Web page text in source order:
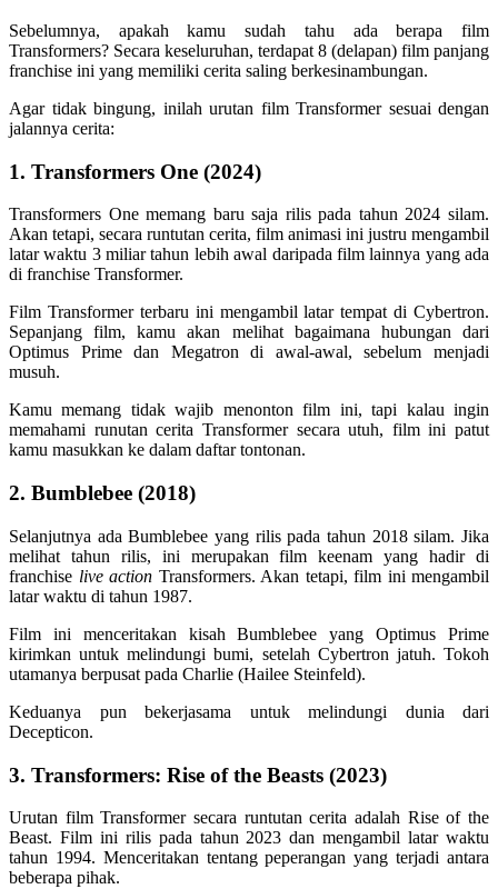
Sebelumnya, apakah kamu sudah tahu ada berapa film
Transformers? Secara keseluruhan, terdapat 8 (delapan) film panjang
franchise ini yang memiliki cerita saling berkesinambungan.
Agar tidak bingung, inilah urutan film Transformer sesuai dengan
jalannya cerita:
1. Transformers One (2024)
Transformers One memang baru saja rilis pada tahun 2024 silam.
Akan tetapi, secara runtutan cerita, film animasi ini justru mengambil
latar waktu 3 miliar tahun lebih awal daripada film lainnya yang ada
di franchise Transformer.
Film Transformer terbaru ini mengambil latar tempat di Cybertron.
Sepanjang film, kamu akan melihat bagaimana hubungan dari
Optimus Prime dan Megatron di awal-awal, sebelum menjadi
musuh.
Kamu memang tidak wajib menonton film ini, tapi kalau ingin
memahami runutan cerita Transformer secara utuh, film ini patut
kamu masukkan ke dalam daftar tontonan.
2. Bumblebee (2018)
Selanjutnya ada Bumblebee yang rilis pada tahun 2018 silam. Jika
melihat tahun rilis, ini merupakan film keenam yang hadir di
franchise live action Transformers. Akan tetapi, film ini mengambil
latar waktu di tahun 1987.
Film ini menceritakan kisah Bumblebee yang Optimus Prime
kirimkan untuk melindungi bumi, setelah Cybertron jatuh. Tokoh
utamanya berpusat pada Charlie (Hailee Steinfeld).
Keduanya pun bekerjasama untuk melindungi dunia dari
Decepticon.
3. Transformers: Rise of the Beasts (2023)
Urutan film Transformer secara runtutan cerita adalah Rise of the
Beast. Film ini rilis pada tahun 2023 dan mengambil latar waktu
tahun 1994. Menceritakan tentang peperangan yang terjadi antara
beberapa pihak.